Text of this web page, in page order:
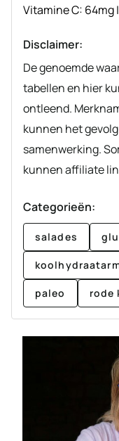
Vitamine C: 64mg|
Disclaimer:
De genoemde waardes zijn gebaseerd op standaard
tabellen en hier
ontleend.
kunnen het
samenwerking.
kunnen affiliate
Categorieën:
salades
paleo rode